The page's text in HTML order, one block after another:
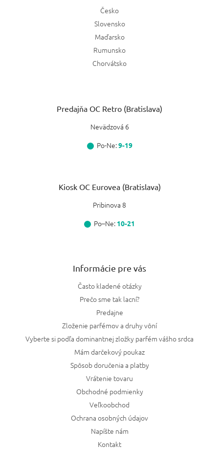
Česko
Slovensko
Maďarsko
Rumunsko
Chorvátsko
Predajňa OC Retro (Bratislava)
Nevädzová 6
Po-Ne:9-19
Kiosk OC Eurovea (Bratislava)
Pribinova 8
Po–Ne: 10-21
Informácie pre vás
Často kladené otázky
Prečo sme tak lacní?
Predajne
Zloženie parfémov a druhy vôní
Vyberte si podľa dominantnej zložky parfém vášho srdca
Mám darčekový poukaz
Spôsob doručenia a platby
Vrátenie tovaru
Obchodné podmienky
Veľkoobchod
Ochrana osobných údajov
Napíšte nám
Kontakt